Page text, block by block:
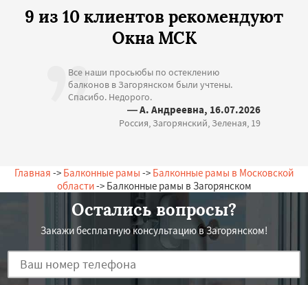
9 из 10 клиентов рекомендуют
Окна МСК
Все наши просьюбы по остеклению
балконов в Загорянском были учтены.
Спасибо. Недорого.
— А. Андреевна, 16.07.2026
Россия, Загорянский, Зеленая, 19
Главная -> Балконные рамы -> Балконные рамы в Московской
области-> Балконные рамы в Загорянском
Остались вопросы?
Закажи бесплатную консультацию в Загорянском!